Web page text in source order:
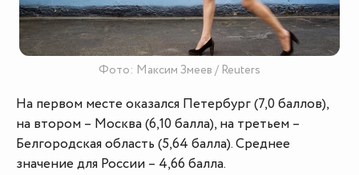
Фото: Максим Змеев / Reuters
На первом месте оказался Петербург (7,0 баллов),
на втором – Москва (6,10 балла), на третьем –
Белгородская область (5,64 балла). Среднее
значение для России – 4,66 балла.